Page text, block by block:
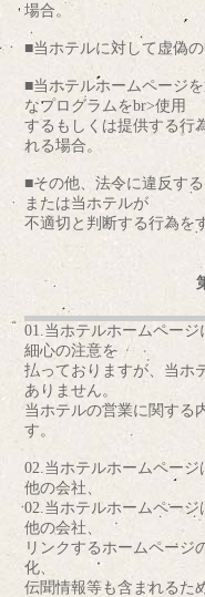
場合。
■当ホテルに対して虚偽
■当ホテルホームページ
なプログラムをbr>使用
するもしくは提供する行
れる場合。
■その他、法令に違反す
または当ホテルが
不適切と判断する行為を
01.当ホテルホームペー
細心の注意を
払っておりますが、当ホ
ありません。
当ホテルの営業に関する
す。
02.当ホテルホームページ
他の会社、
02.当ホテルホームページ
他の会社、
リンクするホームページ
化、
伝聞情報等も含まれるた